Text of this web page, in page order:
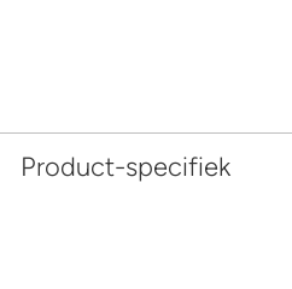
Product-specifiek